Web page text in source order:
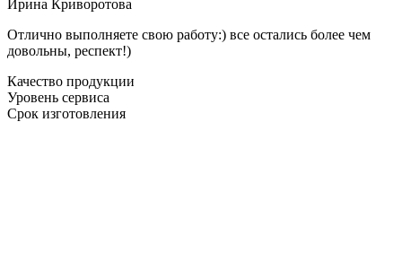
Ирина Криворотова
Отлично выполняете свою работу:) все остались более чем
довольны, респект!)
Качество продукции
Уровень сервиса
Срок изготовления